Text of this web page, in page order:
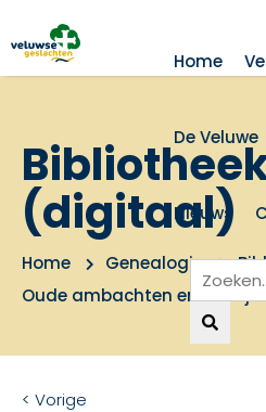
Home
De Veluwe
Nieuws
(digitaal)
Home Genealogie
Oude ambachten en
< Vorige